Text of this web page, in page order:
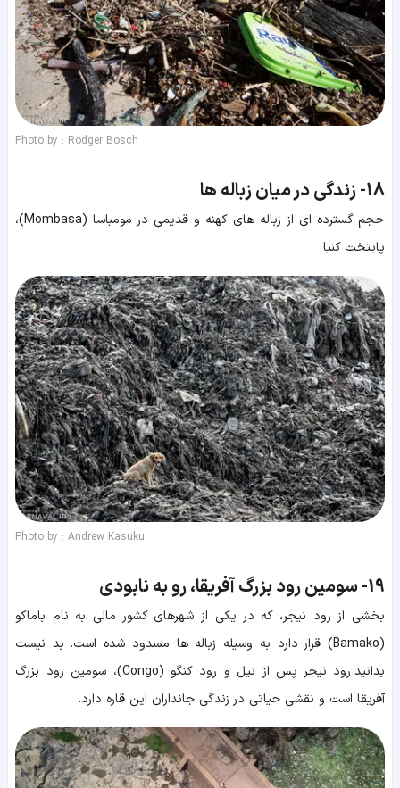
Photo by : Rodger Bosch
18- زندگی در میان زباله ها
حجم گسترده ای از زباله های کهنه و قدیمی در مومباسا (Mombasa)،
پایتخت کنیا
Photo by : Andrew Kasuku
19- سومین رود بزرگ آفریقا، رو به نابودی
بخشی از رود نیجر، که در یکی از شهرهای کشور مالی به نام باماکو
(Bamako) قرار دارد به وسیله زباله ها مسدود شده است. بد نیست
بدانید رود نیجر پس از نیل و رود کنگو (Congo)، سومین رود بزرگ
آفریقا است و نقشی حیاتی در زندگی جانداران این قاره دارد.